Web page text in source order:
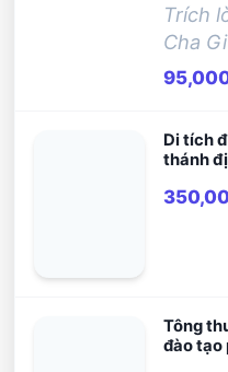
Trích
Cha
Giám
Di tích
thánh
Tông
đào tạo